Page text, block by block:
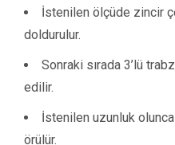
İstenilen ölçüde zincir
doldurulur.
Sonraki sırada 3’lü
edilir.
İstenilen uzunluk
örülür.